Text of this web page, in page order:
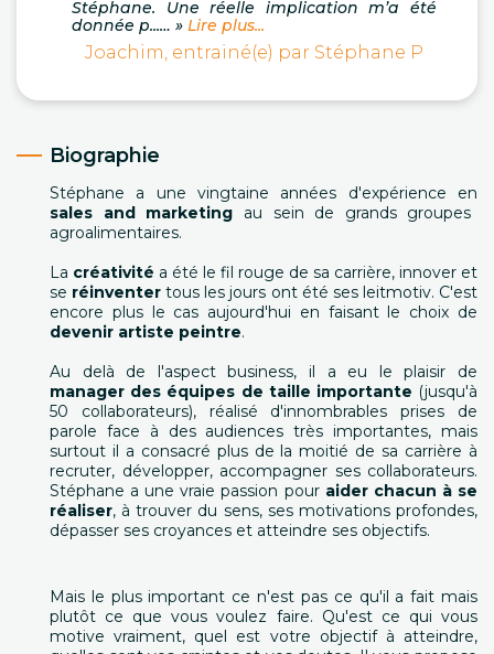
Stéphane. Une réelle implication m’a été
donnée p...… » Lire plus...
Joachim, entrainé(e) par Stéphane P
Biographie
Stéphane a une vingtaine années d'expérience en
sales and marketing au sein de grands groupes
agroalimentaires.
La créativité a été le fil rouge de sa carrière, innover et
se réinventertous les jours ont été ses leitmotiv. C'est
encore plus le cas aujourd'hui en faisant le choix de
devenir artiste peintre.
Au delà de l'aspect business, il a eu le plaisir de
manager des équipes de taille importante (jusqu'à
50 collaborateurs), réalisé d'innombrables prises de
parole face à des audiences très importantes, mais
surtout il a consacré plus de la moitié de sa carrière à
recruter, développer, accompagner ses collaborateurs.
Stéphane a une vraie passion pour aider chacun à se
réaliser, à trouver du sens, ses motivations profondes,
dépasser ses croyances et atteindre ses objectifs.
Mais le plus important ce n'est pas ce qu'il a fait mais
plutôt ce que vous voulez faire. Qu'est ce qui vous
motive vraiment, quel est votre objectif à atteindre,